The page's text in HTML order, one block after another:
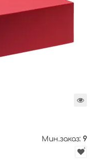
Мин.заказ: 9